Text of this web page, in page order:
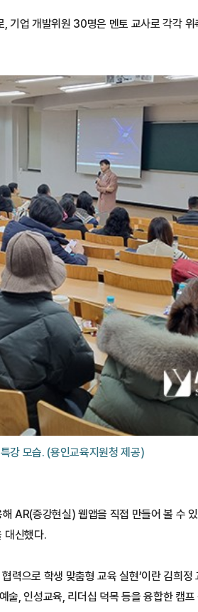
기업 개발위원 30명은 멘토 교사로 각각
강 모습. (용인교육지원청 제공)
AR(증강현실) 웹앱을 직접 만들어 볼 수
대신했다.
력으로 학생 맞춤형 교육 실현’이란 김희
, 인성교육, 리더십 덕목 등을 융합한 캠